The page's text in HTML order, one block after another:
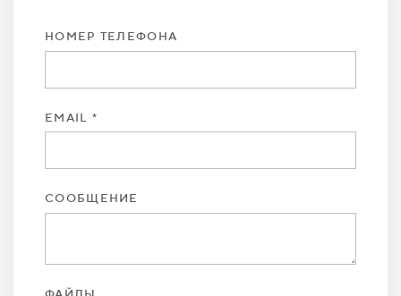
НОМЕР ТЕЛЕФОНА
EMAIL *
СООБЩЕНИЕ